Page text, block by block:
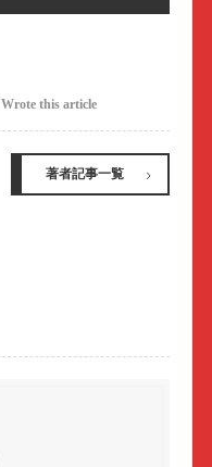
Wrote this article
著者記事一覧